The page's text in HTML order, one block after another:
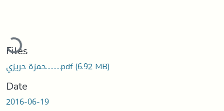
Files
حمزة حريزي..........pdf(6.92 MB)
Date
2016-06-19